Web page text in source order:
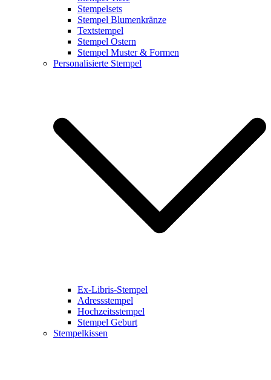
Stempelsets
Stempel Blumenkränze
Textstempel
Stempel Ostern
Stempel Muster & Formen
Personalisierte Stempel
Ex-Libris-Stempel
Adressstempel
Hochzeitsstempel
Stempel Geburt
Stempelkissen